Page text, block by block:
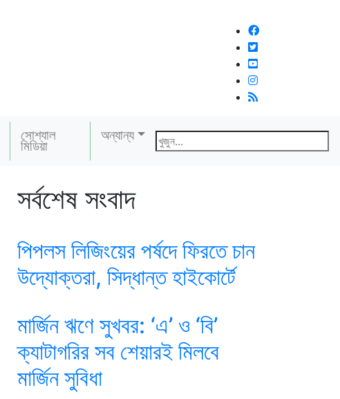
সোশ্যাল
মিডিয়া
অন্যান্য
সর্বশেষ সংবাদ
পিপলস লিজিংয়ের পর্ষদে ফিরতে চান
উদ্যোক্তরা, সিদ্ধান্ত হাইকোর্টে
মার্জিন ঋণে সুখবর: ‘এ’ ও ‘বি’
ক্যাটাগরির সব শেয়ারই মিলবে
মার্জিন সুবিধা